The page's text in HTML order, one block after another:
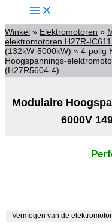
Winkel » Elektromotoren »
elektromotoren H27R-
(132kW-5000kW) » 4-polig
Hoogspannings-
(H27R5604-4)
Modulaire
6000V
Vermogen van de elektromotor